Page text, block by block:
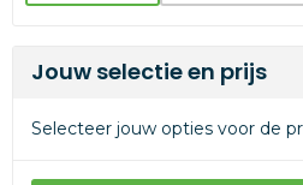
Jouw selectie en prijs
Selecteer jouw opties voor de